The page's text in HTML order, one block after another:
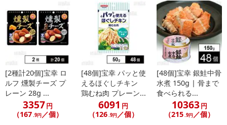
休業日
その他共通および商品カテゴリー別注意事項（※必ずご確認くだ
[2種計20個]宝幸 ロ
ルフ 燻製チーズ プ
レーン 28g ...
3357円
（167.9円／個）
[48個]宝幸 パッと使
えるほぐしチキン
鶏むね肉 プレーン...
6091 円
（126.9円／個）
[48個]宝幸 銀鮭中骨
水煮 150g | 骨まで
食べられる...
10363円
（215.9円／個）